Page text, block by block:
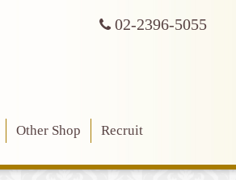
02-2396-5055
Other Shop Recruit